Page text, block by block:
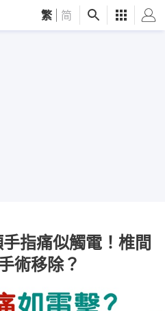
繁 简
指痛似觸電！椎間
術移除？